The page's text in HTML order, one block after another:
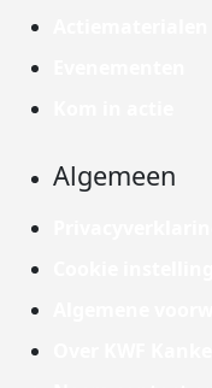
Algemeen